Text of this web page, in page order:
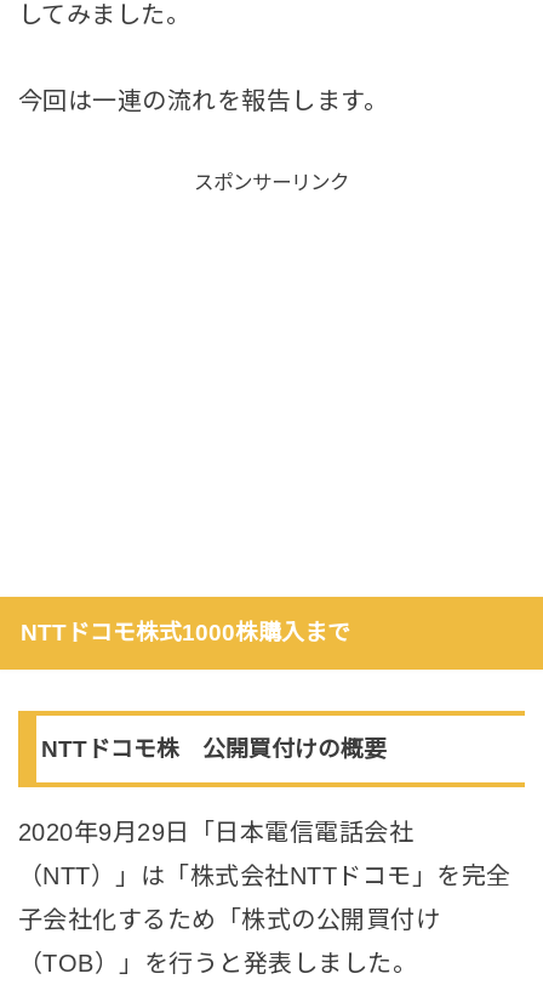
してみました。
今回は一連の流れを報告します。
スポンサーリンク
NTTドコモ株式1000株購入まで
NTTドコモ株 公開買付けの概要
2020年9月29日「日本電信電話会社
（NTT）」は「株式会社NTTドコモ」を完全
子会社化するため「株式の公開買付け
（TOB）」を行うと発表しました。